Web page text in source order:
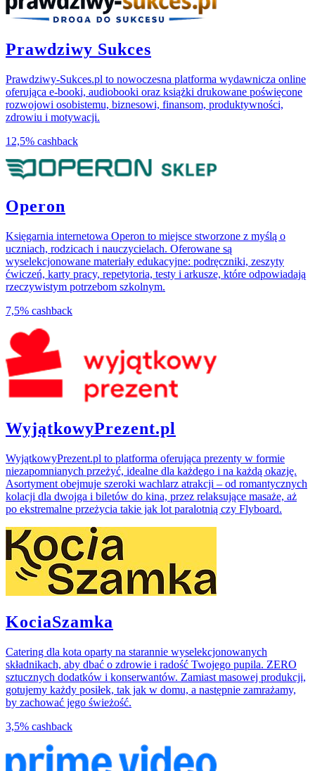
Prawdziwy Sukces
Prawdziwy-Sukces.pl to nowoczesna platforma wydawnicza online
oferująca e-booki, audiobooki oraz książki drukowane poświęcone
rozwojowi osobistemu, biznesowi, finansom, produktywności,
zdrowiu i motywacji.
12,5% cashback
Operon
Księgarnia internetowa Operon to miejsce stworzone z myślą o
uczniach, rodzicach i nauczycielach. Oferowane są
wyselekcjonowane materiały edukacyjne: podręczniki, zeszyty
ćwiczeń, karty pracy, repetytoria, testy i arkusze, które odpowiadają
rzeczywistym potrzebom szkolnym.
7,5% cashback
WyjątkowyPrezent.pl
WyjątkowyPrezent.pl to platforma oferująca prezenty w formie
niezapomnianych przeżyć, idealne dla każdego i na każdą okazję.
Asortyment obejmuje szeroki wachlarz atrakcji – od romantycznych
kolacji dla dwojga i biletów do kina, przez relaksujące masaże, aż
po ekstremalne przeżycia takie jak lot paralotnią czy Flyboard.
KociaSzamka
Catering dla kota oparty na starannie wyselekcjonowanych
składnikach, aby dbać o zdrowie i radość Twojego pupila. ZERO
sztucznych dodatków i konserwantów. Zamiast masowej produkcji,
gotujemy każdy posiłek, tak jak w domu, a następnie zamrażamy,
by zachować jego świeżość.
3,5% cashback